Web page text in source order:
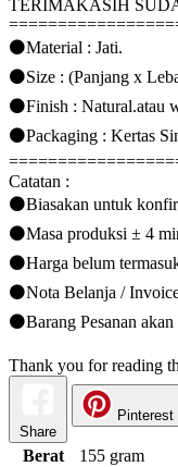
TERIMAKASIH
⚫Material : Jati.
⚫Size : (Panjang x
⚫Finish : Natural.atau
⚫Packaging : Kertas
Catatan :
⚫Biasakan untuk
⚫Masa produksi ± 4
⚫Harga belum
⚫Nota Belanja /
⚫Barang Pesanan
Thank you for reading
Share
Pinterest
Berat 155 gram